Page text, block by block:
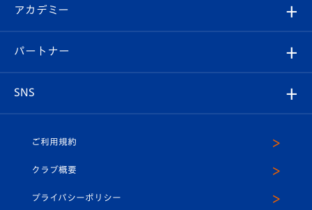
イベント
メディア
ホームタウン
スタッフプロフィール
マスコット紹介
ヴィヴィくんの長崎おもてなしガイド
スタジアムグルメ
V-LOVERS（ファンクラブ）
プレイヤーズスイート
オンラインショップ
店舗情報
アカデミー
育成からのお知らせ
U-18
パートナー
SNS
ヴィヴィくんインスタグラム
公式LINE＠
ご利用規約
クラブ概要
プライバシーポリシー